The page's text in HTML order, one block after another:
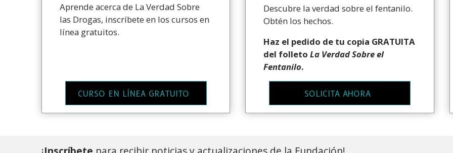
Aprende acerca de La Verdad Sobre
las Drogas, inscríbete en los cursos en
línea gratuitos.
CURSO EN LÍNEA GRATUITO
Descubre la verdad sobre el fentanilo.
Obtén los hechos.
Haz el pedido de tu copia GRATUITA
del folletoLa Verdad Sobre el
Fentanilo.
SOLICITA AHORA